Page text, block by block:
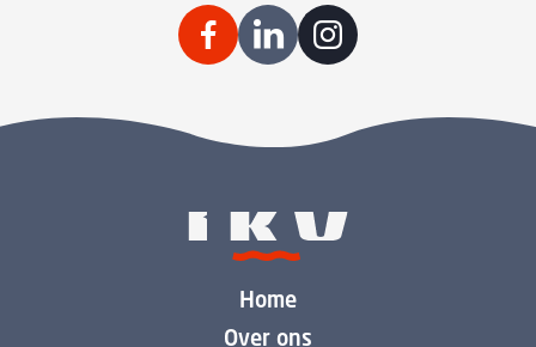
Home
Over ons